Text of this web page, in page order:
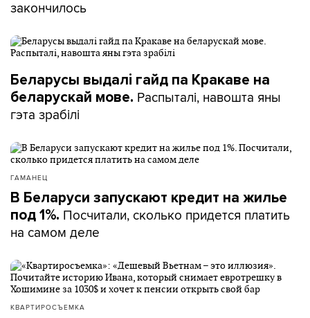
закончилось
Беларусы выдалі гайд па Кракаве на
беларускай мове. Распыталі, навошта яны
гэта зрабілі
ГАМАНЕЦ
В Беларуси запускают кредит на жилье
под 1%. Посчитали, сколько придется платить
на самом деле
КВАРТИРОСЪЕМКА